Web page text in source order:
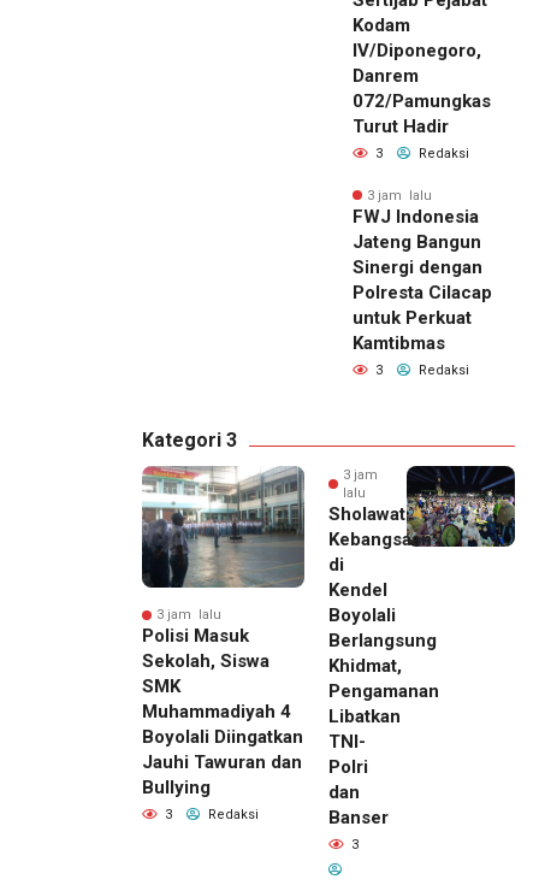
Kodam
IV/Diponegoro,
Danrem
072/Pamungkas
Turut Hadir
3 Redaksi
3 jam lalu
FWJ Indonesia
Jateng Bangun
Sinergi dengan
Polresta Cilacap
untuk Perkuat
Kamtibmas
3 Redaksi
Kategori 3
3 jam lalu
Polisi Masuk
Sekolah, Siswa
SMK
Muhammadiyah 4
Boyolali Diingatkan
Jauhi Tawuran dan
Bullying
3 Redaksi
3 jam
lalu
Sholawat
Kebangsaan
di
Kendel
Boyolali
Berlangsung
Khidmat,
Pengamanan
Libatkan
TNI-
Polri
dan
Banser
3